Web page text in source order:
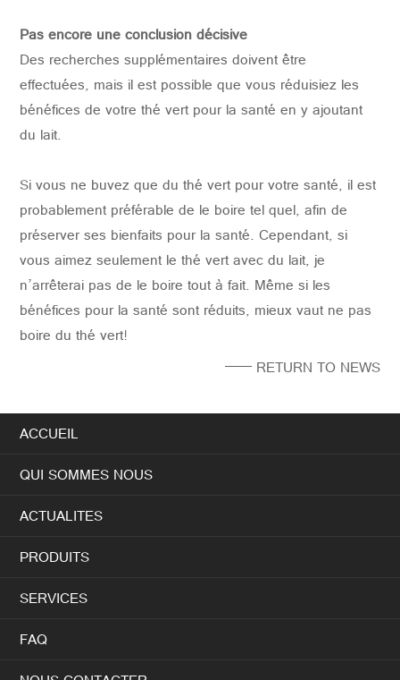
Pas encore une conclusion décisive
Des recherches supplémentaires doivent être
effectuées, mais il est possible que vous réduisiez les
bénéfices de votre thé vert pour la santé en y ajoutant
du lait.
Si vous ne buvez que du thé vert pour votre santé, il est
probablement préférable de le boire tel quel, afin de
préserver ses bienfaits pour la santé. Cependant, si
vous aimez seulement le thé vert avec du lait, je
n’arrêterai pas de le boire tout à fait. Même si les
bénéfices pour la santé sont réduits, mieux vaut ne pas
boire du thé vert!
—— RETURN TO NEWS
ACCUEIL
QUI SOMMES NOUS
ACTUALITES
PRODUITS
SERVICES
FAQ